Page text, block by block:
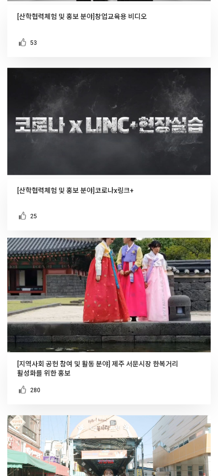
[산학협력체험 및 홍보 분야]창업교육용 비디오
53
[산학협력체험 및 홍보 분야]코로나x링크+
25
[지역사회 공헌 참여 및 활동 분야] 제주 서문시장 한복거리
활성화를 위한 홍보
280